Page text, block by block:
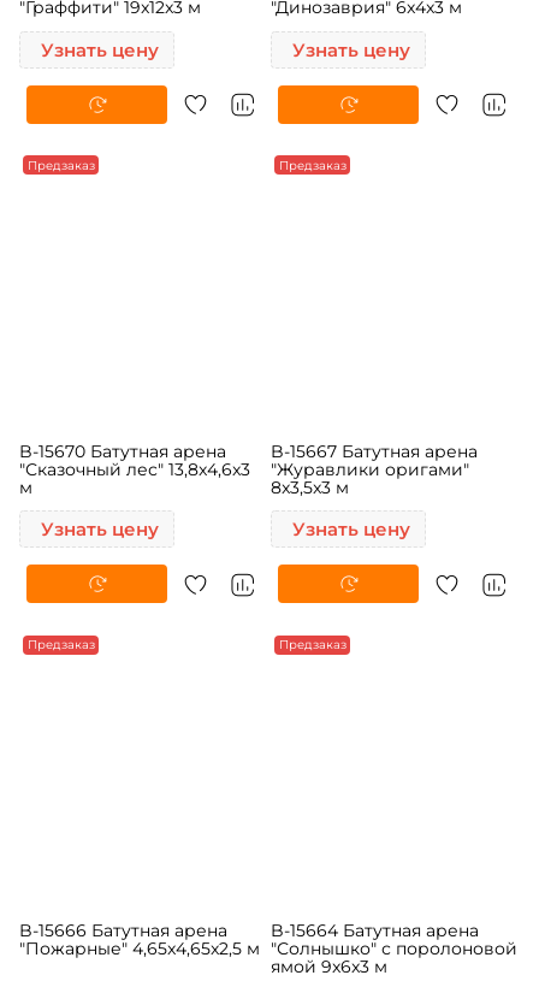
Узнать цену Узнать цену
"Сказочный лес" 13,8x4,6x3
м
Узнать цену
"Журавлики оригами"
8x3,5x3 м
Узнать цену
B-15666 Батутная арена
"Пожарные" 4,65x4,65x2,5 м
B-15664 Батутная арена
"Солнышко" с поролоновой
ямой 9x6x3 м